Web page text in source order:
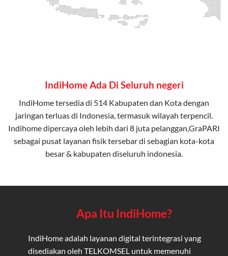
IndiHome Ada Di Seluruh negeri
IndiHome tersedia di 514 Kabupaten dan Kota dengan
jaringan terluas di Indonesia, termasuk wilayah terpencil.
Indihome dipercaya oleh lebih dari 8 juta pelanggan,GraPARI
sebagai pusat layanan fisik tersebar di sebagian kota-kota
besar & kabupaten diseluruh indonesia.
Apa Itu IndiHome?
IndiHome adalah layanan digital terintegrasi yang
disediakan oleh TELKOMSEL untuk memenuhi